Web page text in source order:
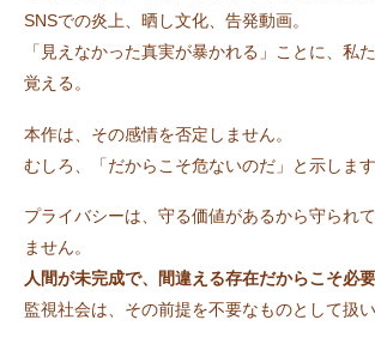
SNSでの炎上、晒し文化、告発動画。
「見えなかった真実が暴かれる」ことに、私
覚える。
本作は、その感情を否定しません。
むしろ、「だからこそ危ないのだ」と示します
プライバシーは、守る価値があるから守られ
ません。
人間が未完成で、間違える存在だからこそ必
監視社会は、その前提を不要なものとして扱い